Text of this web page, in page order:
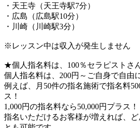
・天王寺（天王寺駅7分）
・広島（広島駅10分）
・川崎（川崎駅3分）
※レッスン中は収入が発生しません
★個人指名料は、100％セラピストさ
個人指名料は、200円～ご自身で自由
例えば、月50件の指名施術で指名料
ス！
1,000円の指名料なら50,000円プラス！
指名いただけるお客様が増えれば、ど